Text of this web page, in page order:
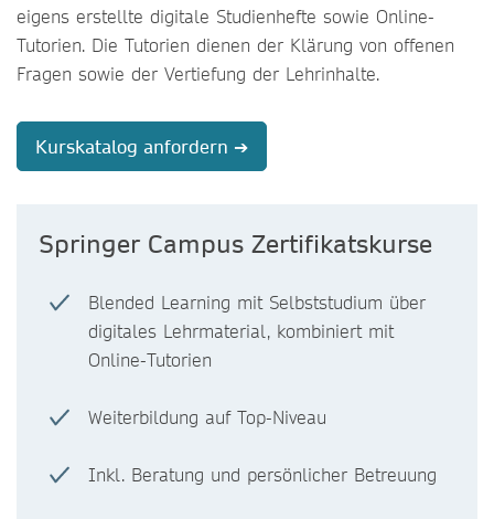
eigens erstellte digitale Studienhefte sowie Online-
Tutorien. Die Tutorien dienen der Klärung von offenen
Fragen sowie der Vertiefung der Lehrinhalte.
Kurskatalog anfordern ➔
Springer Campus Zertifikatskurse
Blended Learning mit Selbststudium über
digitales Lehrmaterial, kombiniert mit
Online-Tutorien
Weiterbildung auf Top-Niveau
Inkl. Beratung und persönlicher Betreuung